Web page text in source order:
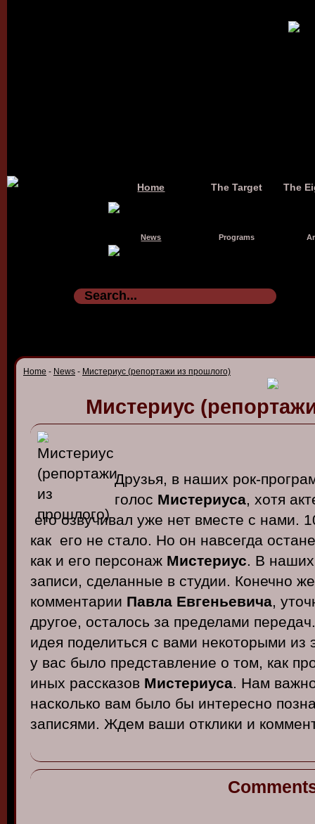
Home The Target The
News Programs
Home - News - Мистериус (репортажи из прошлого)
Мистериус
Друзья, в наших рок-
голос Мистериуса, хотя
его озвучивал уже нет вместе с нами.
как его не стало. Но он навсегда
как и его персонаж Мистериус. В наших
записи, сделанные в студии. Конечно
комментарии Павла Евгеньевича,
другое, осталось за пределами
идея поделиться с вами некоторыми из
у вас было представление о том, как
иных рассказов Мистериуса. Нам
насколько вам было бы интересно
записями. Ждем ваши отклики и